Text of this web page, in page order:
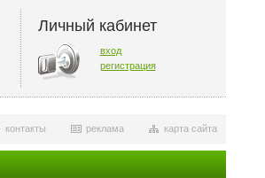
Личный кабинет
вход
регистрация
карта сайта
реклама
контакты